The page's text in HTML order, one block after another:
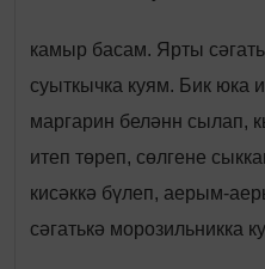
камыр басам. Ярты
суыткычка куям. Бик юка
маргарин беләнн сылап,
итеп төреп, сөлгене
кисәккә бүлеп, аерым-
сәгатькә морозильникка